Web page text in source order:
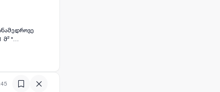
მ² *
მეტროდან
მოქმედებს 31